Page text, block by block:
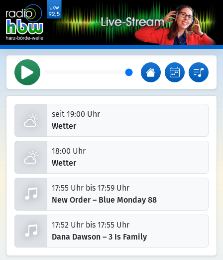
seit 19:00 Uhr
Wetter
18:00 Uhr
Wetter
17:55 Uhr bis 17:59 Uhr
New Order – Blue Monday 88
17:52 Uhr bis 17:55 Uhr
Dana Dawson – 3 Is Family